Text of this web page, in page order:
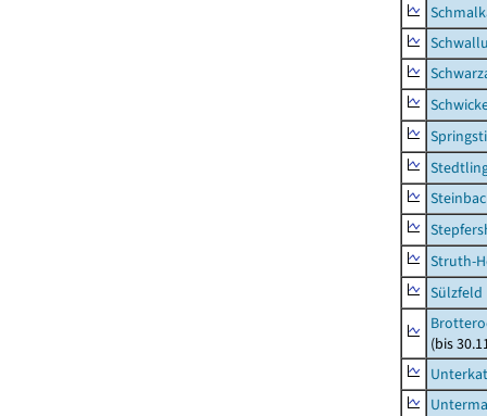
Struth-
Sülzfeld
(bis